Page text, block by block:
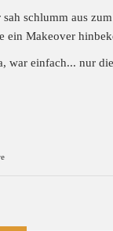
schlumm aus
ein Makeover
war einfach... nur